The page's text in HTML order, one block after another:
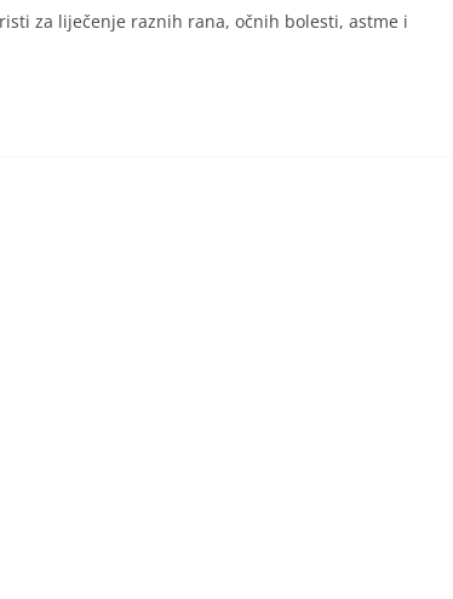
za liječenje raznih rana, očnih bolesti, astme i